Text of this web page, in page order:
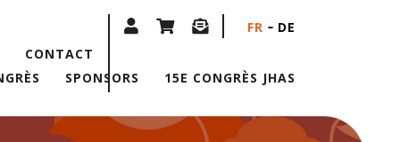
SPONSORS 15E CONGRÈS JHAS
CONTACT
FR DE